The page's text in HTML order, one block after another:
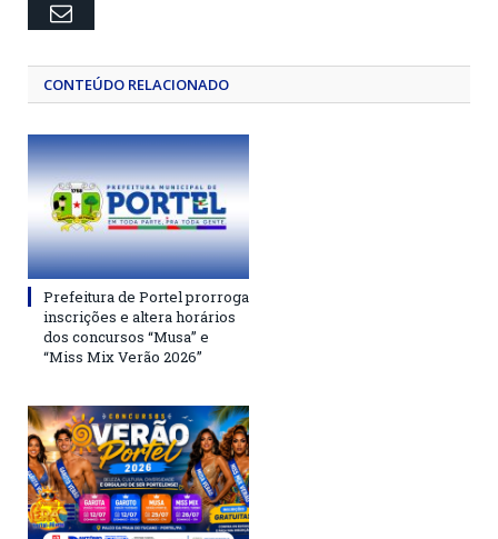
Email
CONTEÚDO RELACIONADO
Prefeitura de Portel prorroga
inscrições e altera horários
dos concursos “Musa” e
“Miss Mix Verão 2026”